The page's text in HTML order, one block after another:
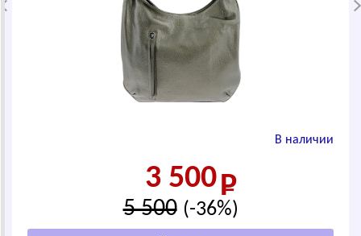
В наличии
3 500
5 500 (-36%)